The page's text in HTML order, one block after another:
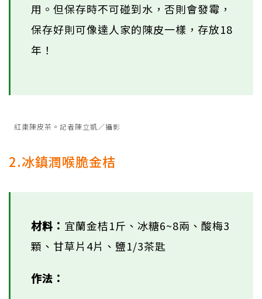
用。但保存時不可碰到水，否則會發霉，
保存好則可像達人家的陳皮一樣，存放18
年！
紅棗陳皮茶。記者陳立凱／攝影
2.冰鎮潤喉脆金桔
材料： 宜蘭金桔1斤、冰糖6~8兩、酸梅3
顆、甘草片4片、鹽1/3茶匙
作法：